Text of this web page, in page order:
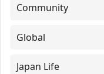
Community
Global
Japan Life